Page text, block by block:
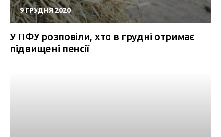
9 ГРУДНЯ 2020
У ПФУ розповіли, хто в грудні отримає
підвищені пенсії